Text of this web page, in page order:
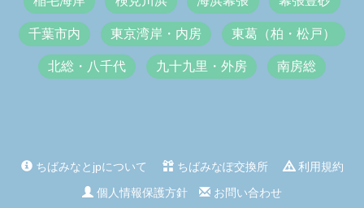
千葉市内 東京湾岸・内房 東葛（柏・松戸）
北総・八千代 九十九里・外房 南房総
ちばみなとjpについて ちばみなぽ交換所
利用規約
個人情報保護方針
お問い合わせ